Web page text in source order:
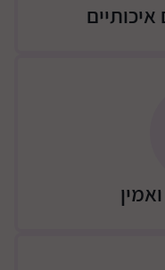
מהנה ומעצימה.